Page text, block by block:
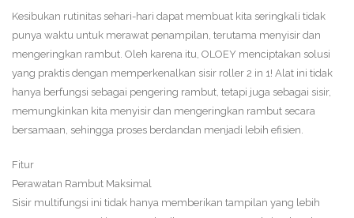
Kesibukan rutinitas sehari-hari dapat membuat kita seringkali tidak
punya waktu untuk merawat penampilan, terutama menyisir dan
mengeringkan rambut. Oleh karena itu, OLOEY menciptakan solusi
yang praktis dengan memperkenalkan sisir roller 2 in 1! Alat ini tidak
hanya berfungsi sebagai pengering rambut, tetapi juga sebagai sisir,
memungkinkan kita menyisir dan mengeringkan rambut secara
bersamaan, sehingga proses berdandan menjadi lebih efisien.
Fitur
Perawatan Rambut Maksimal
Sisir multifungsi ini tidak hanya memberikan tampilan yang lebih